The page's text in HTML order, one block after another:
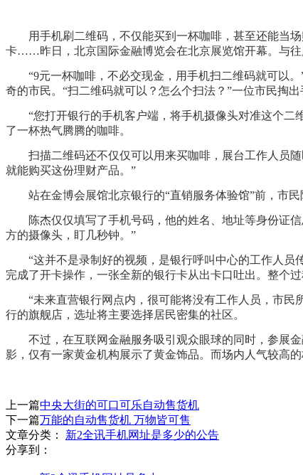
用手机刷二维码，不仅能买到一杯咖啡，甚至还能当场
卡……昨日，北京国际金融博览会在北京展览馆开幕。与往
“9元一杯咖啡，不必交现金，用手机扫二维码就可以。
奇的市民。“扫二维码就可以？怎么个扫法？”一位市民掏
“您打开银行的手机客户端，将手机摄像头对准这个二维
了一杯热气腾腾的咖啡。
扫描二维码还不仅仅可以用来买咖啡，展台工作人员随
就能购买这份理财产品。”
站在金博会展馆北京银行的“直销服务体验馆”前，市民
陈杰仅仅填写了手机号码，他的姓名、地址等身份证信
方的摄像头，盯几秒钟。”
“这并不是录制好的视频，是银行呼叫中心的工作人员
完成了开卡操作，一张全新的银行卡从出卡口吐出。整个
“未来直营银行网点内，很可能将没有工作人员，市民
行的旗舰店，选址将主要选择居民密集的社区。
不过，在互联网金融服务吸引观众眼球的同时，参展金
影，仅有一家黄金机构展示了黄金饰品。而场内人气较高
上一篇中央大街的可口可乐自动售货机
下一篇万能的自动售货机 万物皆可售
文章分类：
新2全讯手机网址是多少的公告
分享到：